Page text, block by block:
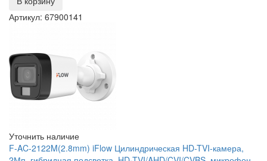
Артикул: 67900141
Уточнить наличие
F-AC-2122M(2.8mm) iFlow Цилиндрическая HD-TVI-камера,